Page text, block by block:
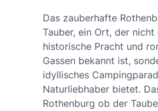
Das zauberhafte
Tauber, ein Ort, der nicht
historische Pracht und
Gassen bekannt ist,
idyllisches
Naturliebhaber bietet.
Rothenburg ob der